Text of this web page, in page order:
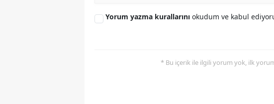
Yorum yazma kurallarını okudum ve kabul
* Bu içerik ile ilgili yorum yok, ilk